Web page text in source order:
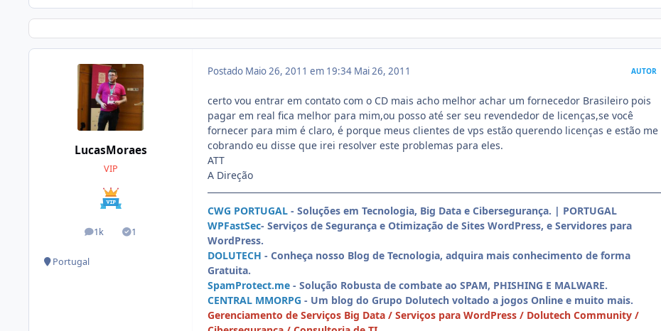
LucasMoraes
VIP
1k
posts 1
Soluções
Portugal
Postado Maio 26, 2011 em 19:34 Mai 26, 2011 AUTOR
certo vou entrar em contato com o CD mais acho melhor achar um fornecedor Brasileiro pois
pagar em real fica melhor para mim,ou posso até ser seu revendedor de licenças,se você
fornecer para mim é claro, é porque meus clientes de vps estão querendo licenças e estão me
cobrando eu disse que irei resolver este problemas para eles.
ATT
A Direção
CWG PORTUGAL - Soluções em Tecnologia, Big Data e Cibersegurança. | PORTUGAL
WPFastSec- Serviços de Segurança e Otimização de Sites WordPress, e Servidores para
WordPress.
DOLUTECH - Conheça nosso Blog de Tecnologia, adquira mais conhecimento de forma
Gratuita.
SpamProtect.me - Solução Robusta de combate ao SPAM, PHISHING E MALWARE.
CENTRAL MMORPG - Um blog do Grupo Dolutech voltado a jogos Online e muito mais.
Gerenciamento de Serviços Big Data / Serviços para WordPress / Dolutech Community /